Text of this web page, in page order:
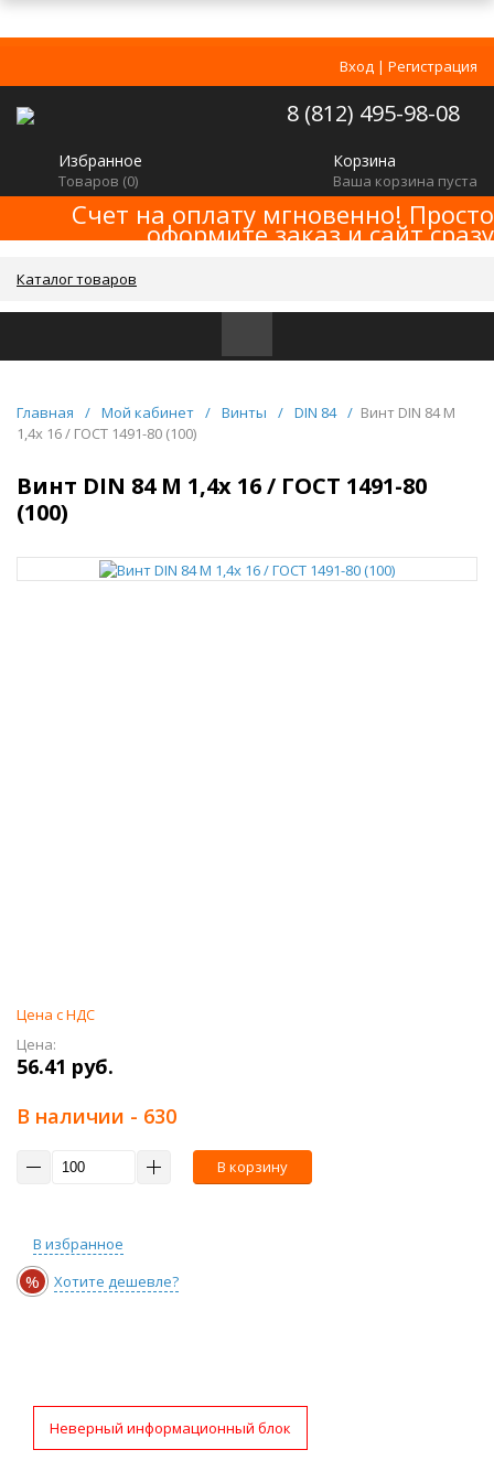
Вход | Регистрация
8 (812) 495-98-08
Избранное
Товаров (0)
Корзина
Ваша корзина пуста
Счет на оплату мгновенно! Просто
оформите заказ и сайт сразу
Каталог товаров
Главная / Мой кабинет / Винты / DIN 84 / Винт DIN 84 M
1,4x 16 / ГОСТ 1491-80 (100)
Винт DIN 84 M 1,4x 16 / ГОСТ 1491-80
(100)
Цена с НДС
Цена:
56.41 руб.
В наличии - 630
В корзину
В избранное
% Хотите дешевле?
Неверный информационный блок